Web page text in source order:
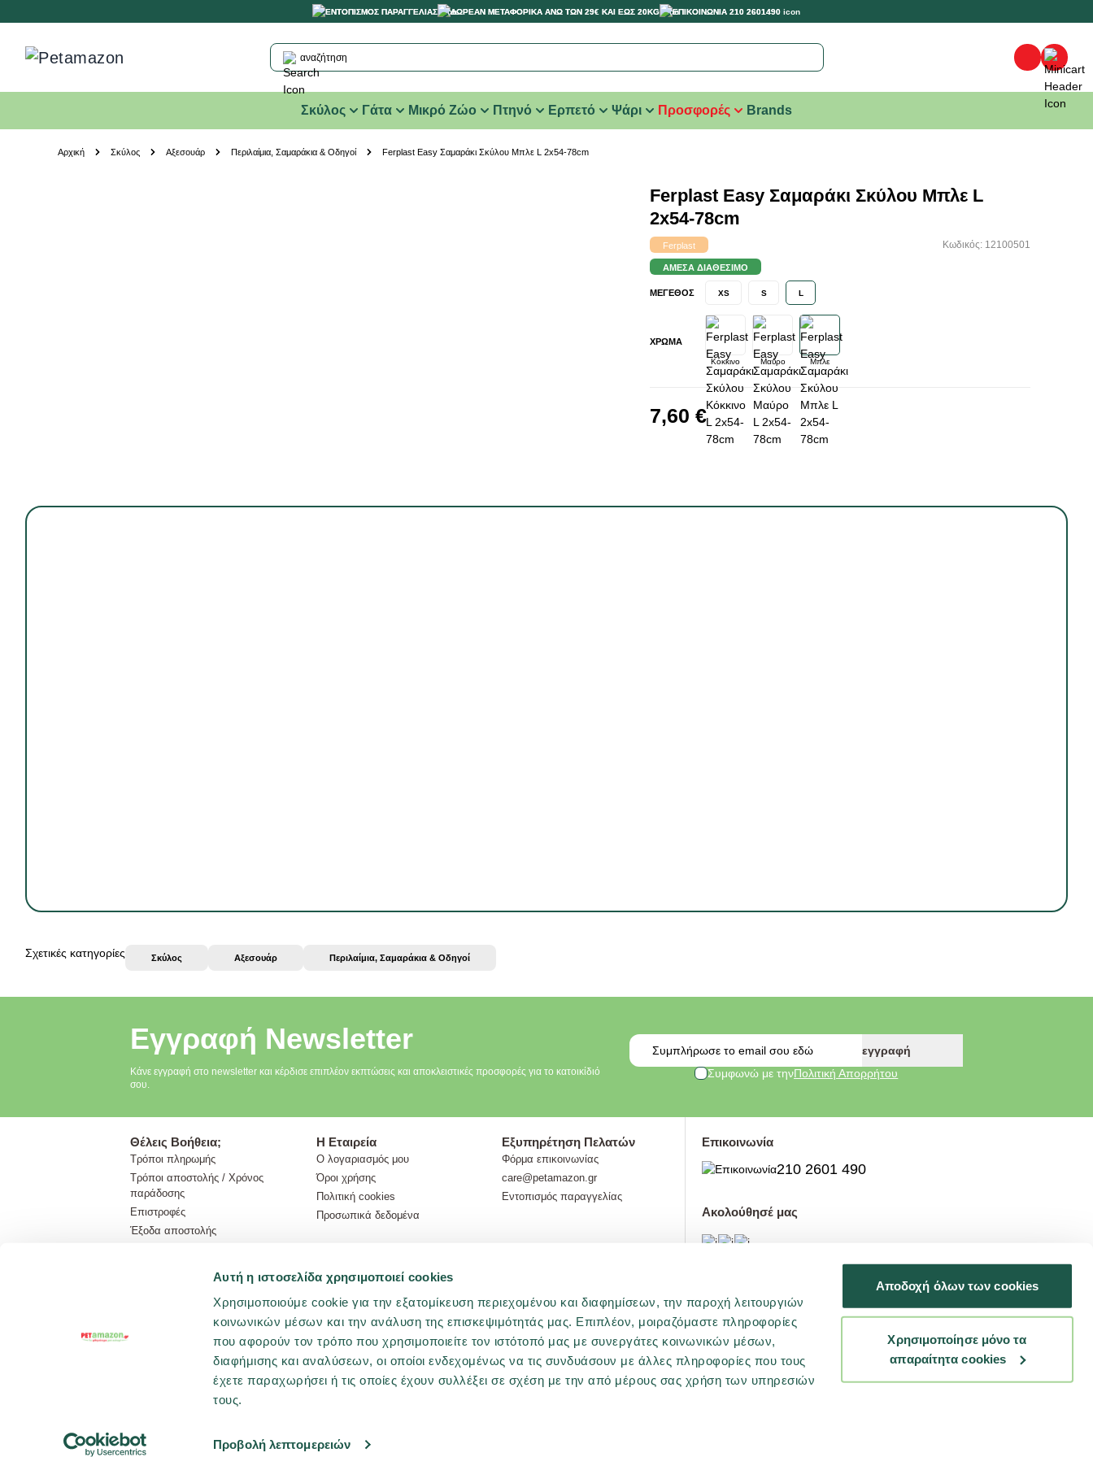
Αυτή η ιστοσελίδα χρησιμοποιεί cookies
Χρησιμοποιούμε cookie για την εξατομίκευση περιεχομένου και διαφημίσεων, την παροχή λειτουργιών
κοινωνικών μέσων και την ανάλυση της επισκεψιμότητάς μας. Επιπλέον, μοιραζόμαστε πληροφορίες
που αφορούν τον τρόπο που χρησιμοποιείτε τον ιστότοπό μας με συνεργάτες κοινωνικών μέσων,
διαφήμισης και αναλύσεων, οι οποίοι ενδεχομένως να τις συνδυάσουν με άλλες πληροφορίες που τους
έχετε παραχωρήσει ή τις οποίες έχουν συλλέξει σε σχέση με την από μέρους σας χρήση των υπηρεσιών
τους.
Προβολή λεπτομερειών
Αποδοχή όλων των cookies
Χρησιμοποίησε μόνο τα
απαραίτητα cookies
ΕΝΤΟΠΙΣΜΟΣ ΠΑΡΑΓΓΕΛΙΑΣ ΔΩΡΕΑΝ ΜΕΤΑΦΟΡΙΚΑ ΑΝΩ ΤΩΝ 29€ ΚΑΙ ΕΩΣ 20KG ΕΠΙΚΟΙΝΩΝΙΑ 210 2601490
αναζήτηση
Σκύλος Γάτα Μικρό Ζώο Πτηνό Ερπετό Ψάρι Προσφορές Brands
Αρχική Σκύλος Αξεσουάρ Περιλαίμια, Σαμαράκια & Οδηγοί Ferplast Easy Σαμαράκι Σκύλου Μπλε L 2x54-78cm
Ferplast Easy Σαμαράκι Σκύλου Μπλε L
2x54-78cm
Ferplast Κωδικός: 12100501
ΆΜΕΣΑ ΔΙΑΘΈΣΙΜΟ
ΜΈΓΕΘΟΣ XS S L
ΧΡΏΜΑ
Κόκκινο Μαύρο Μπλε
7,60 €
Σχετικές κατηγορίες Σκύλος Αξεσουάρ Περιλαίμια, Σαμαράκια & Οδηγοί
Εγγραφή Newsletter
Κάνε εγγραφή στο newsletter και κέρδισε επιπλέον εκπτώσεις και αποκλειστικές προσφορές για το κατοικίδιό
σου.
Email
εγγραφή
Συμφωνώ με τηνΠολιτική Απορρήτου
Θέλεις Βοήθεια;
Τρόποι πληρωμής
Τρόποι αποστολής / Χρόνος
παράδοσης
Επιστροφές
Έξοδα αποστολής
Η Εταιρεία
Ο λογαριασμός μου
Όροι χρήσης
Πολιτική cookies
Προσωπικά δεδομένα
Εξυπηρέτηση Πελατών
Φόρμα επικοινωνίας
care@petamazon.gr
Εντοπισμός παραγγελίας
Επικοινωνία
210 2601 490
Ακολούθησέ μας